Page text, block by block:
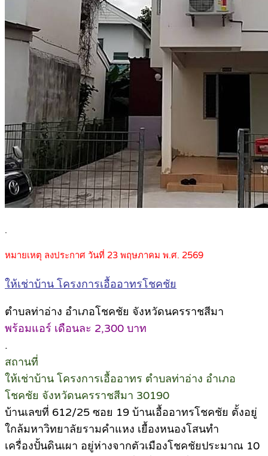
.
หมายเหตุ ลงประกาศ วันที่ 23 พฤษภาคม พ.ศ. 2569
ให้เช่าบ้าน โครงการเอื้ออาทรโชคชัย
ตำบลท่าอ่าง อำเภอโชคชัย จังหวัดนครราชสีมา
พร้อมแอร์ เดือนละ 2,300 บาท
.
สถานที่
ให้เช่าบ้าน โครงการเอื้ออาทร ตำบลท่าอ่าง อำเภอ
โชคชัย จังหวัดนครราชสีมา 30190
บ้านเลขที่ 612/25 ซอย 19 บ้านเอื้ออาทรโชคชัย ตั้งอยู่
ใกล้มหาวิทยาลัยรามคำแหง เยื้องหนองโสนทำ
เครื่องปั้นดินเผา อยู่ห่างจากตัวเมืองโชคชัยประมาณ 10